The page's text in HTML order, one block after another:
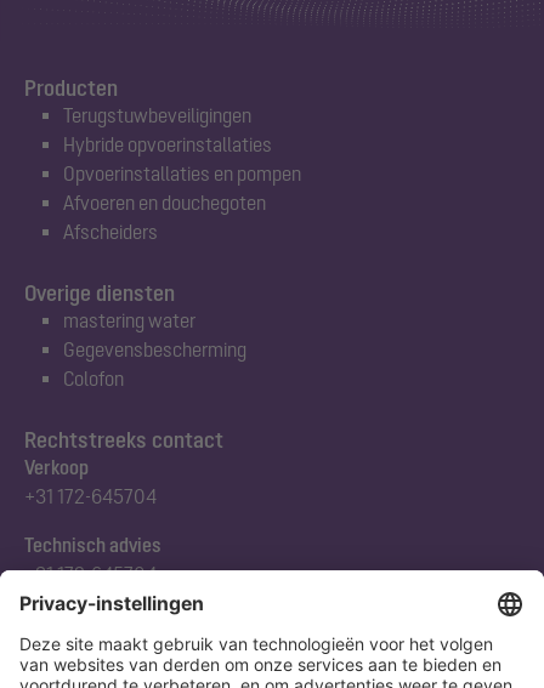
Producten
Terugstuwbeveiligingen
Hybride opvoerinstallaties
Opvoerinstallaties en pompen
Afvoeren en douchegoten
Afscheiders
Rechtstreeks contact
Verkoop
+31 172-645704
Technisch advies
+31 172-645704
Abonneert u zich op onze nieuwsbrief
Overige diensten
mastering water
Gegevensbescherming
Colofon